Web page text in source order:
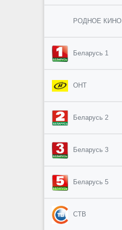
РОДНОЕ КИНО
Беларусь 1
ОНТ
Беларусь 2
Беларусь 3
Беларусь 5
СТВ